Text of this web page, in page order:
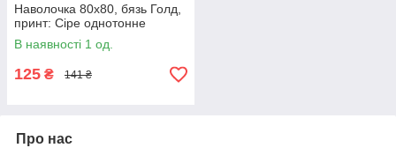
Наволочка 80х80, бязь Голд,
принт: Сіре однотонне
В наявності 1 од.
125 ₴ 141 ₴
Про нас